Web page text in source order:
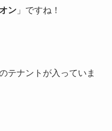
ン」ですね！
テナントが入っていま